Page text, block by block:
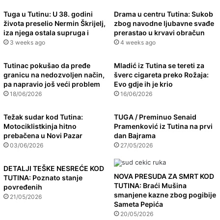
Tuga u Tutinu: U 38. godini
života preselio Nermin Škrijelj,
iza njega ostala supruga i
3 weeks ago
Drama u centru Tutina: Sukob
zbog navodne ljubavne svađe
prerastao u krvavi obračun
4 weeks ago
Tutinac pokušao da pređe
granicu na nedozvoljen način,
pa napravio još veći problem
18/06/2026
Mladić iz Tutina se tereti za
šverc cigareta preko Rožaja:
Evo gdje ih je krio
16/06/2026
Težak sudar kod Tutina:
Motociklistkinja hitno
prebačena u Novi Pazar
03/06/2026
TUGA / Preminuo Senaid
Pramenković iz Tutina na prvi
dan Bajrama
27/05/2026
DETALJI TEŠKE NESREĆE KOD
TUTINA: Poznato stanje
povređenih
21/05/2026
NOVA PRESUDA ZA SMRT KOD
TUTINA: Braći Mušina
smanjene kazne zbog pogibije
Sameta Pepića
20/05/2026